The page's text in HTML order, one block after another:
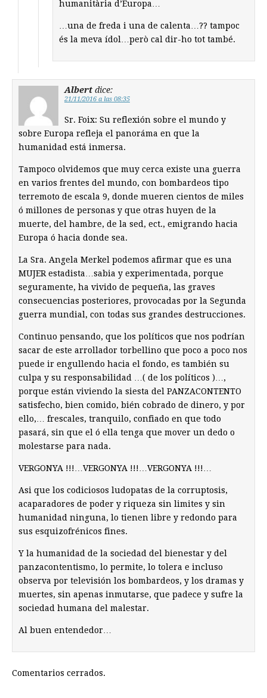
humanitària d’Europa…
…una de freda i una de calenta…?? tampoc
és la meva ídol…però cal dir-ho tot també.
Albert dice:
21/11/2016 a las 08:35
Sr. Foix: Su reflexión sobre el mundo y
sobre Europa refleja el panoráma en que la
humanidad está inmersa.
Tampoco olvidemos que muy cerca existe una guerra
en varios frentes del mundo, con bombardeos tipo
terremoto de escala 9, donde mueren cientos de miles
ó millones de personas y que otras huyen de la
muerte, del hambre, de la sed, ect., emigrando hacia
Europa ó hacia donde sea.
La Sra. Angela Merkel podemos afirmar que es una
MUJER estadista…sabia y experimentada, porque
seguramente, ha vivido de pequeña, las graves
consecuencias posteriores, provocadas por la Segunda
guerra mundial, con todas sus grandes destrucciones.
Continuo pensando, que los políticos que nos podrían
sacar de este arrollador torbellino que poco a poco nos
puede ir engullendo hacia el fondo, es también su
culpa y su responsabilidad …( de los políticos )…,
porque están viviendo la siesta del PANZACONTENTO
satisfecho, bien comido, bién cobrado de dinero, y por
ello,… frescales, tranquilo, confiado en que todo
pasará, sin que el ó ella tenga que mover un dedo o
molestarse para nada.
VERGONYA !!!…VERGONYA !!!…VERGONYA !!!…
Asi que los codiciosos ludopatas de la corruptosis,
acaparadores de poder y riqueza sin limites y sin
humanidad ninguna, lo tienen libre y redondo para
sus esquizofrénicos fines.
Y la humanidad de la sociedad del bienestar y del
panzacontentismo, lo permite, lo tolera e incluso
observa por televisión los bombardeos, y los dramas y
muertes, sin apenas inmutarse, que padece y sufre la
sociedad humana del malestar.
Al buen entendedor…
Comentarios cerrados.